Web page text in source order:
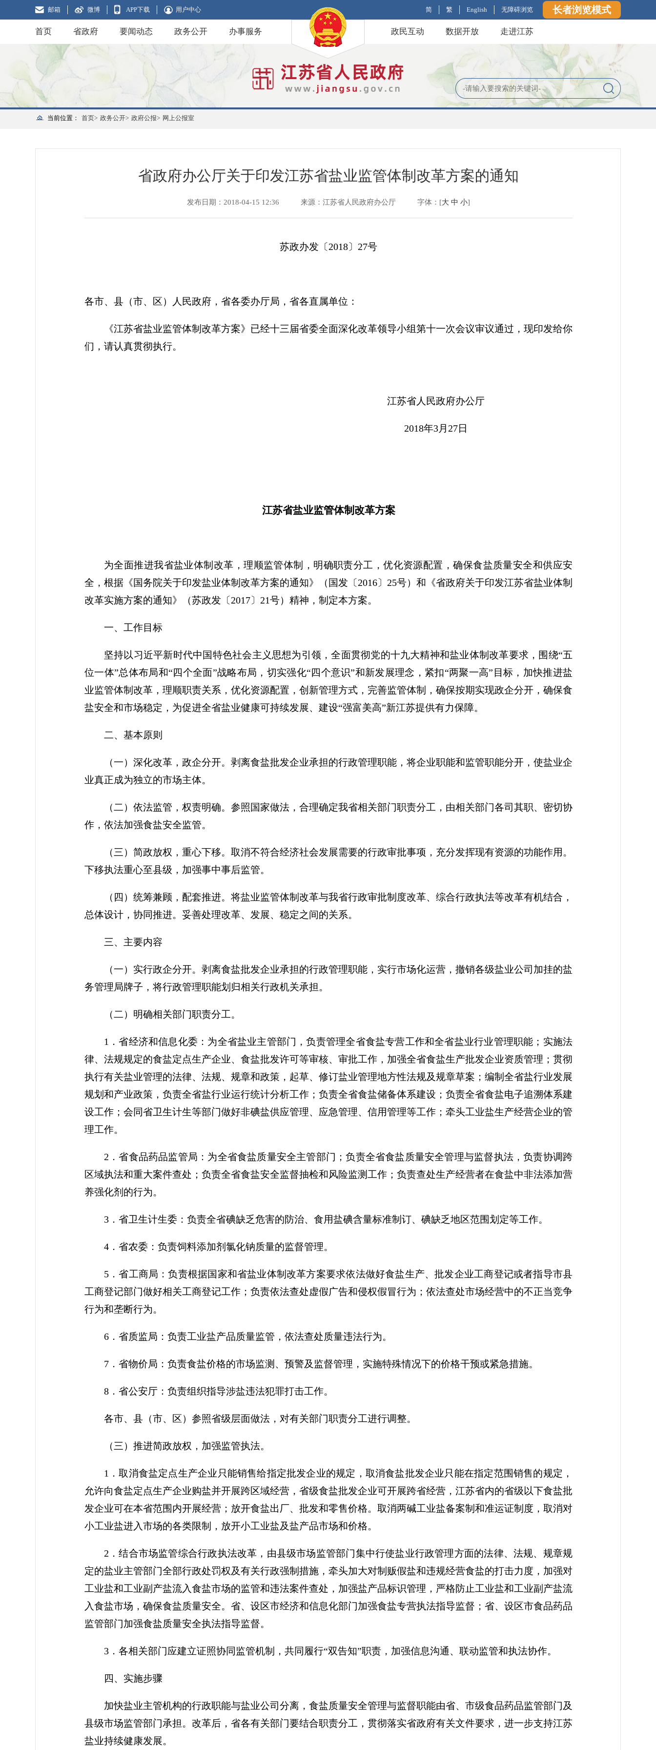
邮箱 微博 APP下载 用户中心 简 繁 English 无障碍浏览 长者浏览模式
首页 省政府 要闻动态 政务公开 办事服务 政民互动 数据开放 走进江苏
当前位置： 首页> 政务公开> 政府公报> 网上公报室
省政府办公厅关于印发江苏省盐业监管体制改革方案的通知
发布日期：2018-04-15 12:36 来源：江苏省人民政府办公厅 字体：[大 中 小]
苏政办发〔2018〕27号
各市、县（市、区）人民政府，省各委办厅局，省各直属单位：
《江苏省盐业监管体制改革方案》已经十三届省委全面深化改革领导小组第十一次会议审议通过，现印发给你
们，请认真贯彻执行。
江苏省人民政府办公厅
2018年3月27日
江苏省盐业监管体制改革方案
为全面推进我省盐业体制改革，理顺监管体制，明确职责分工，优化资源配置，确保食盐质量安全和供应安
全，根据《国务院关于印发盐业体制改革方案的通知》（国发〔2016〕25号）和《省政府关于印发江苏省盐业体制
改革实施方案的通知》（苏政发〔2017〕21号）精神，制定本方案。
一、工作目标
坚持以习近平新时代中国特色社会主义思想为引领，全面贯彻党的十九大精神和盐业体制改革要求，围绕“五
位一体”总体布局和“四个全面”战略布局，切实强化“四个意识”和新发展理念，紧扣“两聚一高”目标，加快推进盐
业监管体制改革，理顺职责关系，优化资源配置，创新管理方式，完善监管体制，确保按期实现政企分开，确保食
盐安全和市场稳定，为促进全省盐业健康可持续发展、建设“强富美高”新江苏提供有力保障。
二、基本原则
（一）深化改革，政企分开。 剥离食盐批发企业承担的行政管理职能，将企业职能和监管职能分开，使盐业企
业真正成为独立的市场主体。
（二）依法监管，权责明确。 参照国家做法，合理确定我省相关部门职责分工，由相关部门各司其职、密切协
作，依法加强食盐安全监管。
（三）简政放权，重心下移。 取消不符合经济社会发展需要的行政审批事项，充分发挥现有资源的功能作用。
下移执法重心至县级，加强事中事后监管。
（四）统筹兼顾，配套推进。 将盐业监管体制改革与我省行政审批制度改革、综合行政执法等改革有机结合，
总体设计，协同推进。妥善处理改革、发展、稳定之间的关系。
三、主要内容
（一）实行政企分开。 剥离食盐批发企业承担的行政管理职能，实行市场化运营，撤销各级盐业公司加挂的盐
务管理局牌子，将行政管理职能划归相关行政机关承担。
（二）明确相关部门职责分工。
1．省经济和信息化委：为全省盐业主管部门，负责管理全省食盐专营工作和全省盐业行业管理职能；实施法
律、法规规定的食盐定点生产企业、食盐批发许可等审核、审批工作，加强全省食盐生产批发企业资质管理；贯彻
执行有关盐业管理的法律、法规、规章和政策，起草、修订盐业管理地方性法规及规章草案；编制全省盐行业发展
规划和产业政策，负责全省盐行业运行统计分析工作；负责全省食盐储备体系建设；负责全省食盐电子追溯体系建
设工作；会同省卫生计生等部门做好非碘盐供应管理、应急管理、信用管理等工作；牵头工业盐生产经营企业的管
理工作。
2．省食品药品监管局：为全省食盐质量安全主管部门；负责全省食盐质量安全管理与监督执法，负责协调跨
区域执法和重大案件查处；负责全省食盐安全监督抽检和风险监测工作；负责查处生产经营者在食盐中非法添加营
养强化剂的行为。
3．省卫生计生委：负责全省碘缺乏危害的防治、食用盐碘含量标准制订、碘缺乏地区范围划定等工作。
4．省农委：负责饲料添加剂氯化钠质量的监督管理。
5．省工商局：负责根据国家和省盐业体制改革方案要求依法做好食盐生产、批发企业工商登记或者指导市县
工商登记部门做好相关工商登记工作；负责依法查处虚假广告和侵权假冒行为；依法查处市场经营中的不正当竞争
行为和垄断行为。
6．省质监局：负责工业盐产品质量监管，依法查处质量违法行为。
7．省物价局：负责食盐价格的市场监测、预警及监督管理，实施特殊情况下的价格干预或紧急措施。
8．省公安厅：负责组织指导涉盐违法犯罪打击工作。
各市、县（市、区）参照省级层面做法，对有关部门职责分工进行调整。
（三）推进简政放权，加强监管执法。
1．取消食盐定点生产企业只能销售给指定批发企业的规定，取消食盐批发企业只能在指定范围销售的规定，
允许向食盐定点生产企业购盐并开展跨区域经营，省级食盐批发企业可开展跨省经营，江苏省内的省级以下食盐批
发企业可在本省范围内开展经营；放开食盐出厂、批发和零售价格。取消两碱工业盐备案制和准运证制度，取消对
小工业盐进入市场的各类限制，放开小工业盐及盐产品市场和价格。
2．结合市场监管综合行政执法改革，由县级市场监管部门集中行使盐业行政管理方面的法律、法规、规章规
定的盐业主管部门全部行政处罚权及有关行政强制措施，牵头加大对制贩假盐和违规经营食盐的打击力度，加强对
工业盐和工业副产盐流入食盐市场的监管和违法案件查处，加强盐产品标识管理，严格防止工业盐和工业副产盐流
入食盐市场，确保食盐质量安全。省、设区市经济和信息化部门加强食盐专营执法指导监督；省、设区市食品药品
监管部门加强食盐质量安全执法指导监督。
3．各相关部门应建立证照协同监管机制，共同履行“双告知”职责，加强信息沟通、联动监管和执法协作。
四、实施步骤
加快盐业主管机构的行政职能与盐业公司分离，食盐质量安全管理与监督职能由省、市级食品药品监管部门及
县级市场监管部门承担。改革后，省各有关部门要结合职责分工，贯彻落实省政府有关文件要求，进一步支持江苏
盐业持续健康发展。